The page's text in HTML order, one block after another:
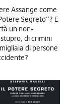
Assange come
Segreto”? E
un non-
di crimini
di persone